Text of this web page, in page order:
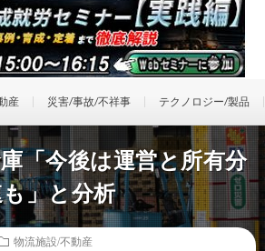
産 災害/事故/不祥事 テクノロジー/製品
「今後は運営と所有分
」と分析
物流施設/不動産